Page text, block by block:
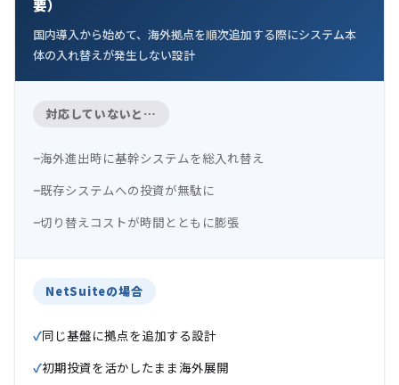
要）
国内導入から始めて、海外拠点を順次追加する際にシステム本
体の入れ替えが発生しない設計
対応していないと…
海外進出時に基幹システムを総入れ替え
既存システムへの投資が無駄に
切り替えコストが時間とともに膨張
NetSuiteの場合
同じ基盤に拠点を追加する設計
初期投資を活かしたまま海外展開